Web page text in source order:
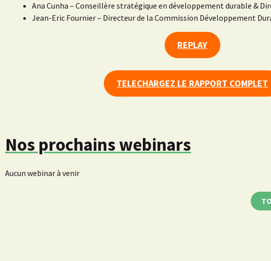
Ana Cunha – Conseillère stratégique en développement durable &
Jean-Eric Fournier – Directeur de la Commission Développement
REPLAY
TELECHARGEZ LE RAPPORT COMPLET
Nos prochains webinars
Aucun webinar à venir